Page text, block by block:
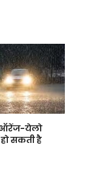
ऑरेंज-येलो
सकती है